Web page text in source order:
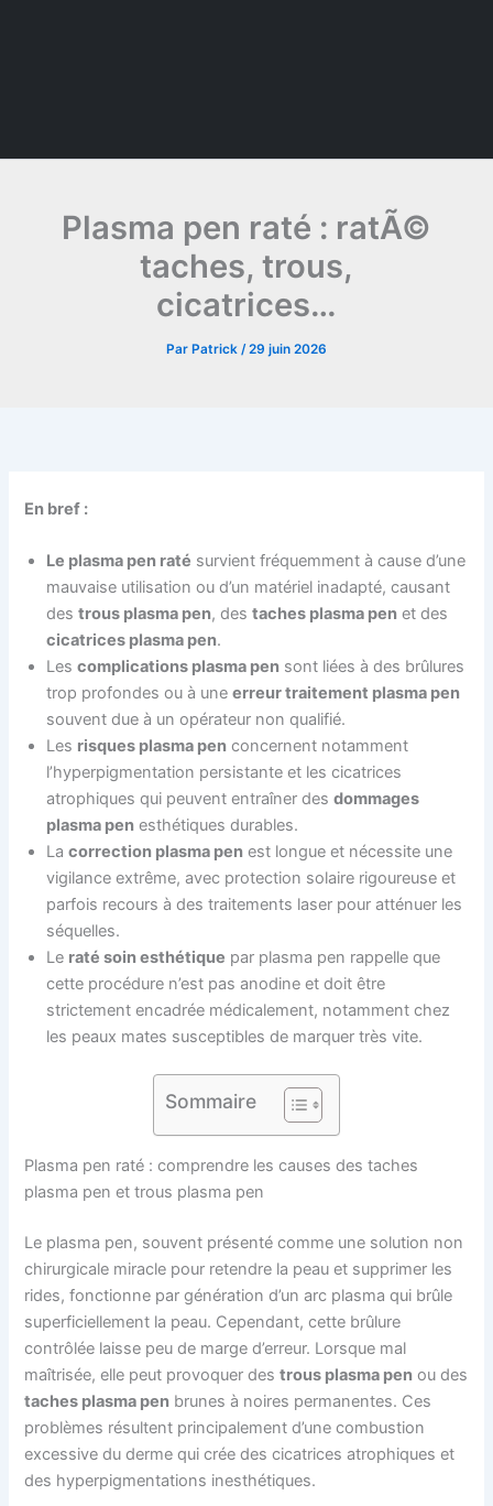
Plasma pen raté : ratÃ©
taches, trous,
cicatrices…
Par Patrick /29 juin 2026
En bref :
Le plasma pen raté survient fréquemment à cause d’une
mauvaise utilisation ou d’un matériel inadapté, causant
destrous plasma pen, destaches plasma pen et des
cicatrices plasma pen.
Lescomplications plasma pen sont liées à des brûlures
trop profondes ou à uneerreur traitement plasma pen
souvent due à un opérateur non qualifié.
Les risques plasma pen concernent notamment
l’hyperpigmentation persistante et les cicatrices
atrophiques qui peuvent entraîner desdommages
plasma pen esthétiques durables.
Lacorrection plasma pen est longue et nécessite une
vigilance extrême, avec protection solaire rigoureuse et
parfois recours à des traitements laser pour atténuer les
séquelles.
Le raté soin esthétique par plasma pen rappelle que
cette procédure n’est pas anodine et doit être
strictement encadrée médicalement, notamment chez
les peaux mates susceptibles de marquer très vite.
Sommaire
Plasma pen raté : comprendre les causes des taches
plasma pen et trous plasma pen
Le plasma pen, souvent présenté comme une solution non
chirurgicale miracle pour retendre la peau et supprimer les
rides, fonctionne par génération d’un arc plasma qui brûle
superficiellement la peau. Cependant, cette brûlure
contrôlée laisse peu de marge d’erreur. Lorsque mal
maîtrisée, elle peut provoquer destrous plasma pen ou des
taches plasma pen brunes à noires permanentes. Ces
problèmes résultent principalement d’une combustion
excessive du derme qui crée des cicatrices atrophiques et
des hyperpigmentations inesthétiques.